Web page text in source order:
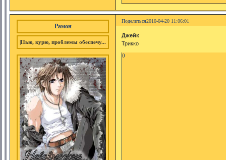
Поделиться2010-04-20 11:06:01
Рамон
|Пью, курю, проблемы обеспечу...
Джейк
Трикко
0